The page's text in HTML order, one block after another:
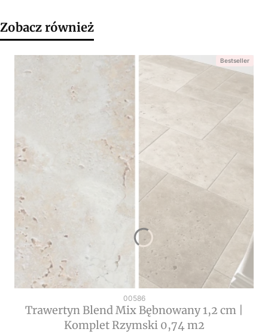
Zobacz również
Bestseller
Kod produktu
00586
Trawertyn Blend Mix Bębnowany 1,2 cm |
Komplet Rzymski 0,74 m2